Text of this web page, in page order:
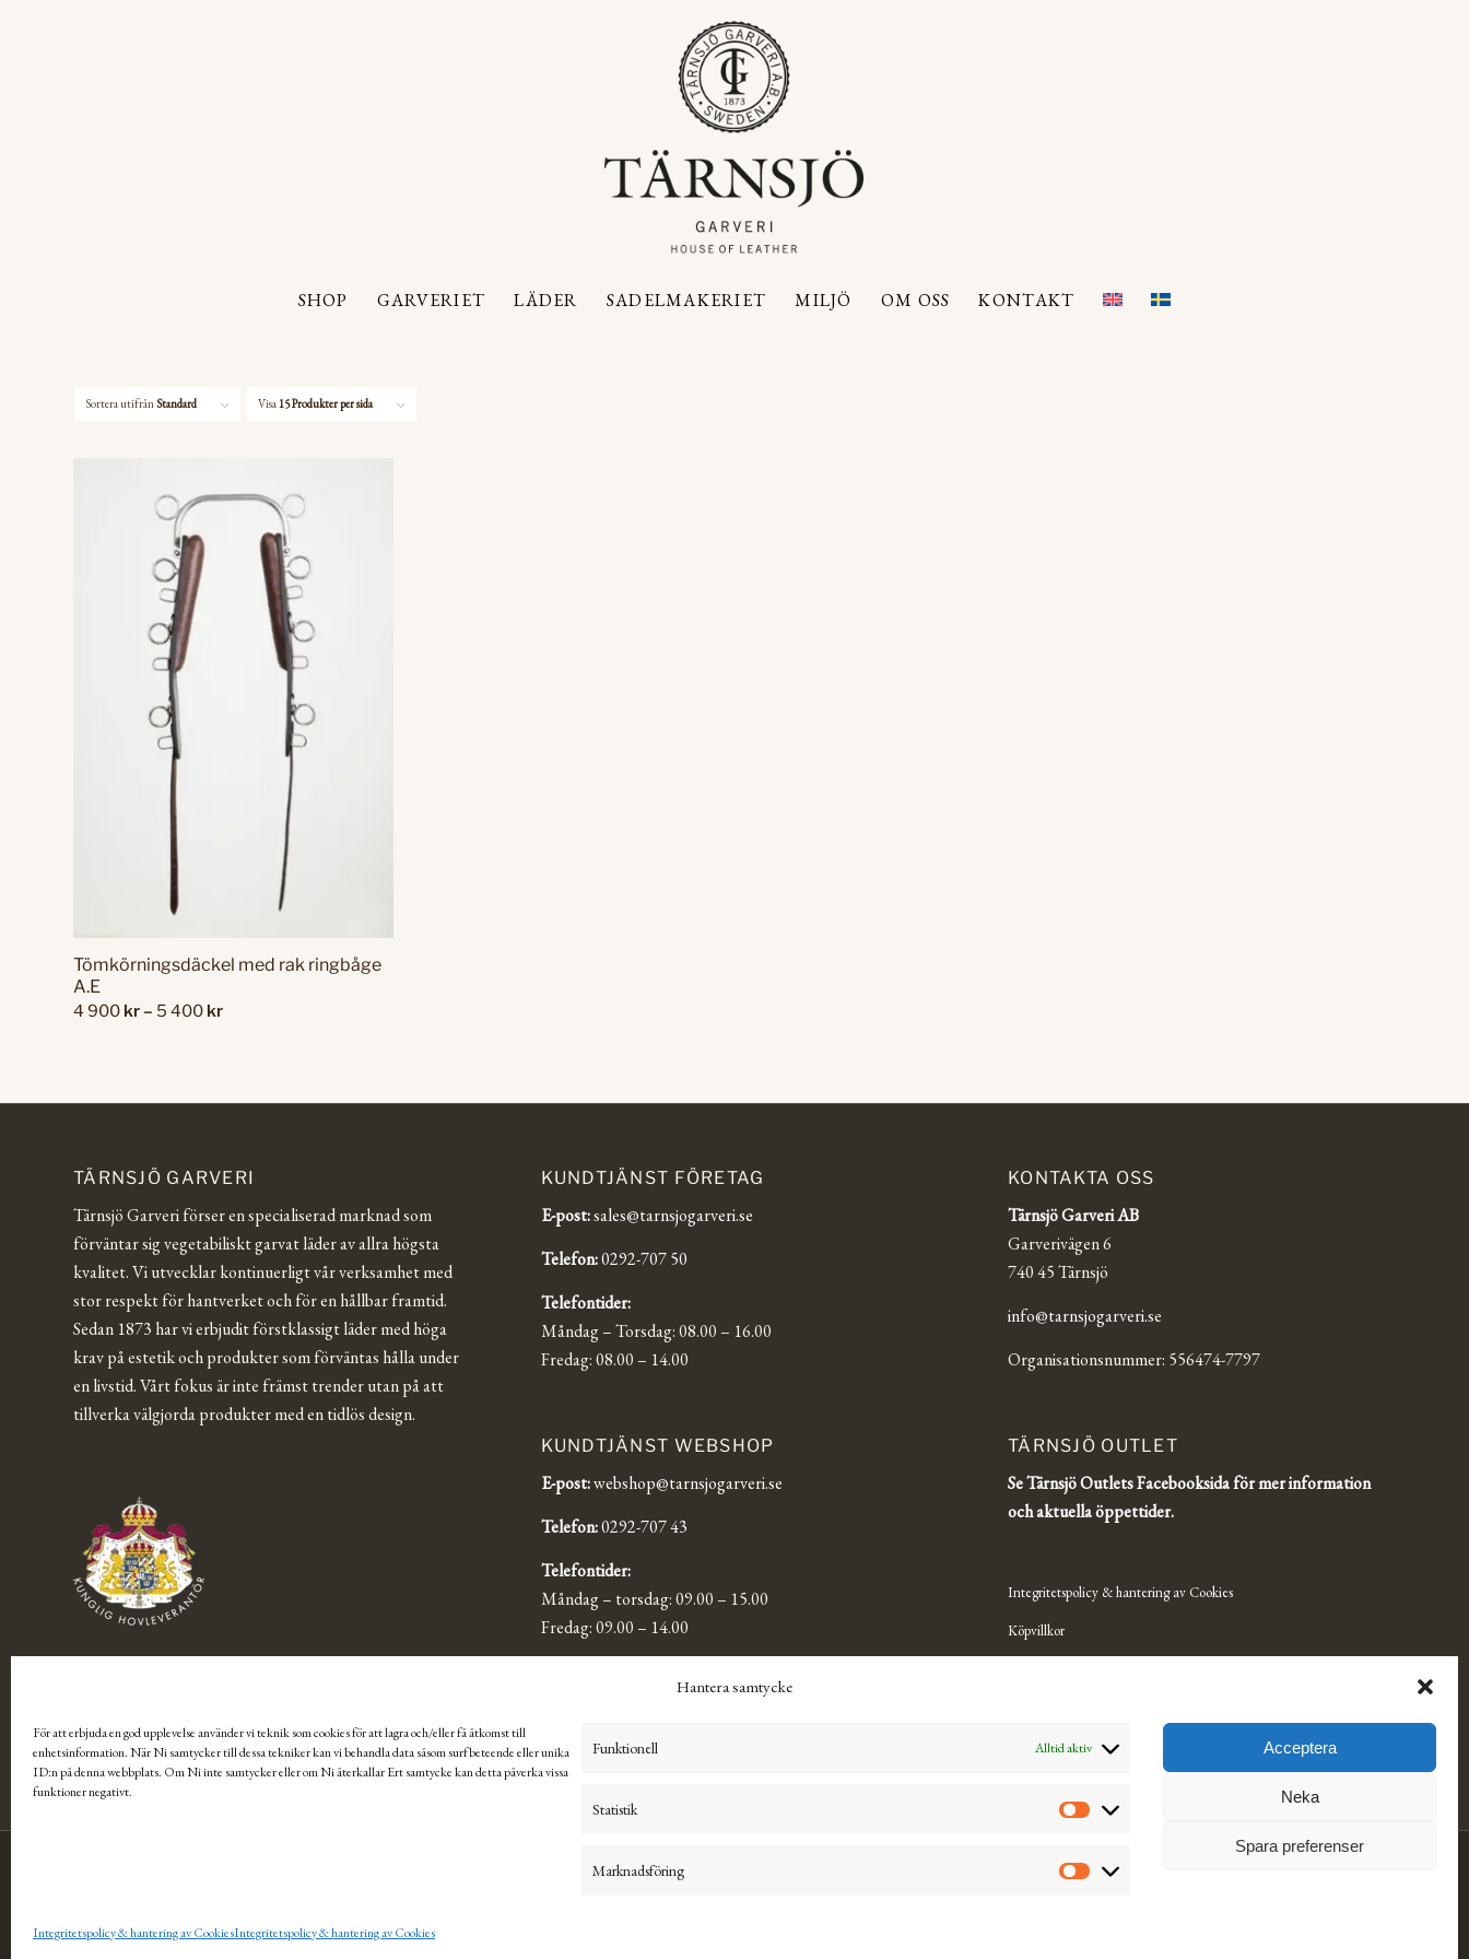
Hantera samtycke
För att erbjuda en god upplevelse använder vi teknik som cookies för att lagra och/eller få åtkomst till
enhetsinformation. När Ni samtycker till dessa tekniker kan vi behandla data såsom surfbeteende eller unika
ID:n på denna webbplats. Om Ni inte samtycker eller om Ni återkallar Ert samtycke kan detta påverka vissa
funktioner negativt.
Funktionell Alltid aktiv
Statistik
Marknadsföring
Acceptera
Neka
Spara preferenser
Integritetspolicy & hantering av CookiesIntegritetspolicy & hantering av Cookies
SHOP GARVERIET LÄDER SADELMAKERIET MILJÖ OM OSS KONTAKT
Sortera utifrånStandard Visa15 Produkter per sida
Tömkörningsdäckel med rak ringbåge
A.E
4 900 kr– 5 400 krPrisintervall:
TÄRNSJÖ GARVERI
Tärnsjö Garveri förser en specialiserad marknad som
förväntar sig vegetabiliskt garvat läder av allra högsta
kvalitet. Vi utvecklar kontinuerligt vår verksamhet med
stor respekt för hantverket och för en hållbar framtid.
Sedan 1873 har vi erbjudit förstklassigt läder med höga
krav på estetik och produkter som förväntas hålla under
en livstid. Vårt fokus är inte främst trender utan på att
tillverka välgjorda produkter med en tidlös design.
KUNDTJÄNST FÖRETAG
E-post:sales@tarnsjogarveri.se
Telefon:0292-707 50
Telefontider:
Måndag – Torsdag: 08.00 – 16.00
Fredag: 08.00 – 14.00
KUNDTJÄNST WEBSHOP
E-post:webshop@tarnsjogarveri.se
Telefon:0292-707 43
Telefontider:
Måndag – torsdag: 09.00 – 15.00
Fredag: 09.00 – 14.00
KONTAKTA OSS
Tärnsjö Garveri AB
Garverivägen 6
740 45 Tärnsjö
info@tarnsjogarveri.se
Organisationsnummer: 556474-7797
TÄRNSJÖ OUTLET
Se Tärnsjö Outlets Facebooksida för mer information
och aktuella öppettider.
Integritetspolicy & hantering av Cookies
Köpvillkor
Visselblåsning